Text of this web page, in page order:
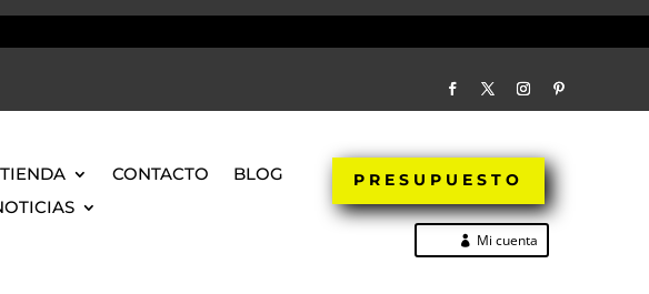
TIENDA CONTACTO
BLOG
PRESUPUESTO
Mi cuenta